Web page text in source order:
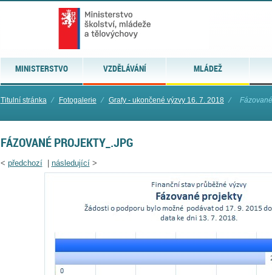
MINISTERSTVO VZDĚLÁVÁNÍ MLÁDEŽ
Titulní stránka ⁄ Fotogalerie ⁄ Grafy - ukončené výzvy 16. 7. 2018 ⁄
FÁZOVANÉ PROJEKTY_.JPG
< předchozí| následující>